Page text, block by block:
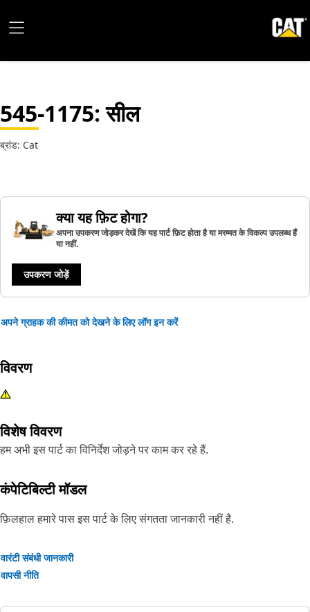
545-1175: सील
ब्रांड: Cat
क्या यह फ़िट होगा?
अपना उपकरण जोड़कर देखें कि यह पार्ट फ़िट होता है या मरम्मत के विकल्प उपलब्ध हैं
या नहीं.
उपकरण जोड़ें
अपने ग्राहक की कीमत को देखने के लिए लॉग इन करें
विवरण
विशेष विवरण
हम अभी इस पार्ट का विनिर्देश जोड़ने पर काम कर रहे हैं.
कंपेटिबिल्टी मॉडल
फ़िलहाल हमारे पास इस पार्ट के लिए संगतता जानकारी नहीं है.
वारंटी संबंधी जानकारी
वापसी नीति